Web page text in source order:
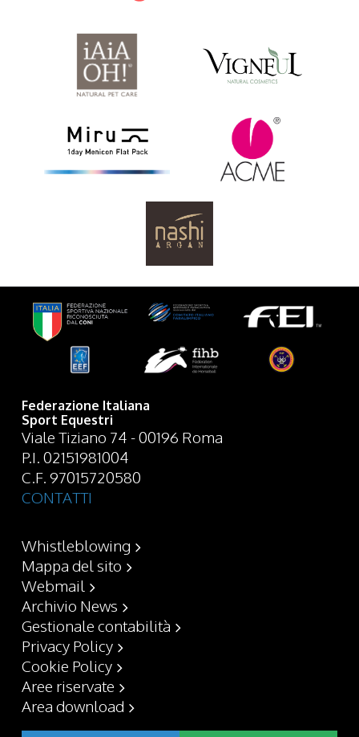
Federazione Italiana
Sport Equestri
Viale Tiziano 74 - 00196 Roma
P.I. 02151981004
C.F. 97015720580
CONTATTI
Whistleblowing
Mappa del sito
Webmail
Archivio News
Gestionale contabilità
Privacy Policy
Cookie Policy
Aree riservate
Area download